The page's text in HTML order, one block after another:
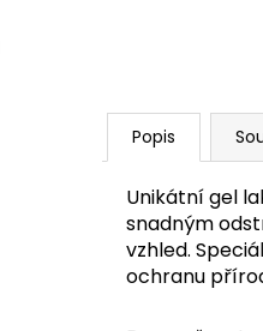
Popis
Unikátní gel
snadným
vzhled.
ochranu